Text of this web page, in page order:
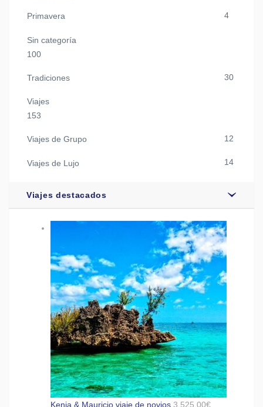
Primavera 4
Sin categoría
100
Tradiciones 30
Viajes
153
Viajes de Grupo 12
Viajes de Lujo 14
Viajes destacados
Kenia & Mauricio viaje de novios 3.525,00€